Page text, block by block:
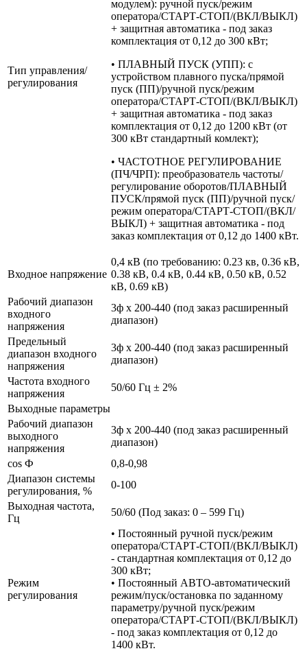
Тип управления/
регулирования
модулем): ручной пуск/режим
оператора/СТАРТ-СТОП/(ВКЛ/ВЫКЛ)
+ защитная автоматика - под заказ
комплектация от 0,12 до 300 кВт;
• ПЛАВНЫЙ ПУСК (УПП): с
устройством плавного пуска/прямой
пуск (ПП)/ручной пуск/режим
оператора/СТАРТ-СТОП/(ВКЛ/ВЫКЛ)
+ защитная автоматика - под заказ
комплектация от 0,12 до 1200 кВт (от
300 кВт стандартный комлект);
• ЧАСТОТНОЕ РЕГУЛИРОВАНИЕ
(ПЧ/ЧРП): преобразователь частоты/
регулирование оборотов/ПЛАВНЫЙ
ПУСК/прямой пуск (ПП)/ручной пуск/
режим оператора/СТАРТ-СТОП/(ВКЛ/
ВЫКЛ) + защитная автоматика - под
заказ комплектация от 0,12 до 1400 кВт.
Входное напряжение
0,4 кВ (по требованию: 0.23 кв, 0.36 кВ,
0.38 кВ, 0.4 кВ, 0.44 кВ, 0.50 кВ, 0.52
кВ, 0.69 кВ)
Рабочий диапазон
входного
напряжения
3ф х 200-440 (под заказ расширенный
диапазон)
Предельный
диапазон входного
напряжения
3ф х 200-440 (под заказ расширенный
диапазон)
Частота входного
напряжения
50/60 Гц ± 2%
Выходные параметры
Рабочий диапазон
выходного
напряжения
3ф х 200-440 (под заказ расширенный
диапазон)
cos Ф
0,8-0,98
Диапазон системы
регулирования, %
0-100
Выходная частота,
Гц
50/60 (Под заказ: 0 – 599 Гц)
Режим
регулирования
• Постоянный ручной пуск/режим
оператора/СТАРТ-СТОП/(ВКЛ/ВЫКЛ)
- стандартная комплектация от 0,12 до
300 кВт;
• Постоянный АВТО-автоматический
режим/пуск/остановка по заданному
параметру/ручной пуск/режим
оператора/СТАРТ-СТОП/(ВКЛ/ВЫКЛ)
- под заказ комплектация от 0,12 до
1400 кВт.